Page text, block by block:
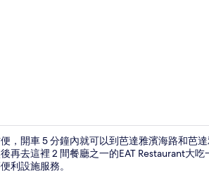
，開車 5 分鐘內就可以到芭達雅濱海路和芭
再去這裡 2 間餐廳之一的EAT Restaurant大
利設施服務。